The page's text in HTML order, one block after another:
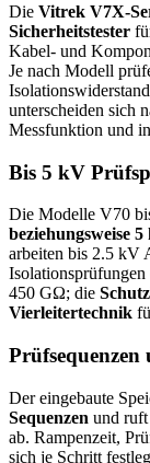
Die Vitrek V7X-
Sicherheitstester
Kabel- und
Je nach Modell
unterscheiden sich
Messfunktion und
Bis 5 kV
Die Modelle V70
beziehungsweise
arbeiten bis 2.5 kV
450 GΩ; die
Vierleitertechnik
Der eingebaute
Sequenzen und
ab. Rampenzeit,
sich je Schritt